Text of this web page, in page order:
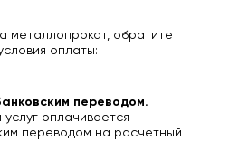
металлопрокат, обратите
оплаты:
переводом.
оплачивается
переводом на расчетный